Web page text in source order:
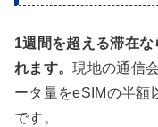
1週間を超える滞在
れます。現地の通信
ータ量をeSIMの半額
です。